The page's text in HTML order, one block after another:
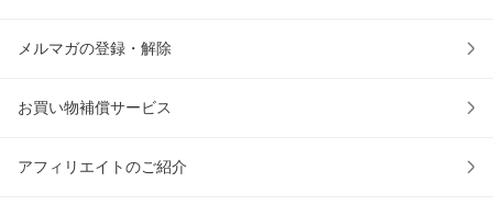
メルマガの登録・解除
お買い物補償サービス
アフィリエイトのご紹介